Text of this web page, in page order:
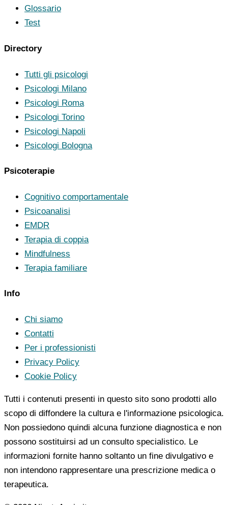
Glossario
Test
Directory
Tutti gli psicologi
Psicologi Milano
Psicologi Roma
Psicologi Torino
Psicologi Napoli
Psicologi Bologna
Psicoterapie
Cognitivo comportamentale
Psicoanalisi
EMDR
Terapia di coppia
Mindfulness
Terapia familiare
Info
Chi siamo
Contatti
Per i professionisti
Privacy Policy
Cookie Policy
Tutti i contenuti presenti in questo sito sono prodotti allo
scopo di diffondere la cultura e l'informazione psicologica.
Non possiedono quindi alcuna funzione diagnostica e non
possono sostituirsi ad un consulto specialistico. Le
informazioni fornite hanno soltanto un fine divulgativo e
non intendono rappresentare una prescrizione medica o
terapeutica.